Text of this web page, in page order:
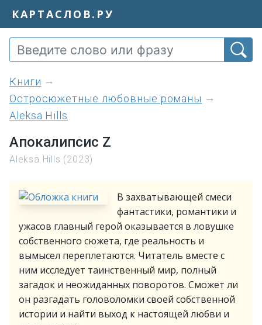
КАРТАСЛОВ.РУ
книги
Остросюжетные любовные романы
Aleksa Hills
Апокалипсис Z
Aleksa Hills (2023)
В захватывающей смеси
фантастики, романтики и
ужасов главный герой оказывается в ловушке
собственного сюжета, где реальность и
вымысел переплетаются. Читатель вместе с
ним исследует таинственный мир, полный
загадок и неожиданных поворотов. Сможет ли
он разгадать головоломки своей собственной
истории и найти выход к настоящей любви и